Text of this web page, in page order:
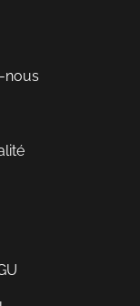
nous